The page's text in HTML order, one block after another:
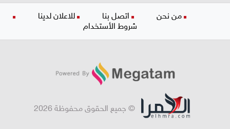
من نحن اتصل بنا
للاعلان لدينا
شروط الأستخدام
© جميع الحقوق محفوظة 2026